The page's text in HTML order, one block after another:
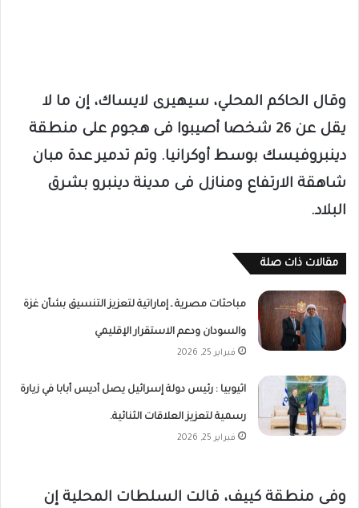
وقال الحاكم المحلي، سيهيرى لايساك، إن ما لا
يقل عن 26 شخصا أصيبوا فى هجوم على منطقة
دينبروفيسك بوسط أوكرانيا. وتم تدمير عدة مبان
شاهقة الارتفاع ومنازل فى مدينة دينبرو بشرق
البلاد.
مقالات ذات صلة
مباحثات مصرية ـ إماراتية لتعزيز التنسيق بشأن غزة
والسودان ودعم الاستقرار الإقليمي
فبراير 25, 2026
اثيوبيا : رئيس دولة إسرائيل يصل أديس أبابا في زيارة
رسمية لتعزيز العلاقات الثنائية.
فبراير 25, 2026
وفى منطقة كييف، قالت السلطات المحلية إن